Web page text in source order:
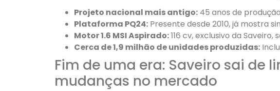
Projeto nacional mais antigo: 45 anos de
Plataforma PQ24: Presente desde 2010, já mostra
Motor 1.6 MSI Aspirado:116 cv, exclusivo da Saveiro,
Cerca de 1,9 milhão de unidades produzidas:
Fim de uma era: Saveiro sai de
mudanças no mercado